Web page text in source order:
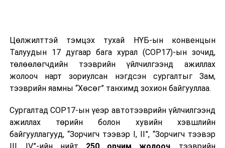
Цөлжилттэй тэмцэх тухай НҮБ-ын конвенцын
Талуудын 17 дугаар бага хурал (COP17)-ын зочид,
төлөөлөгчдийн тээврийн үйлчилгээнд ажиллах
жолооч нарт зориулсан нэгдсэн сургалтыг Зам,
тээврийн яамны “Хөсөг” танхимд зохион байгууллаа.
Сургалтад COP17-ын үеэр автотээврийн үйлчилгээнд
ажиллах төрийн болон хувийн хэвшлийн
байгууллагууд, “Зорчигч тээвэр I, II”, “Зорчигч тээвэр